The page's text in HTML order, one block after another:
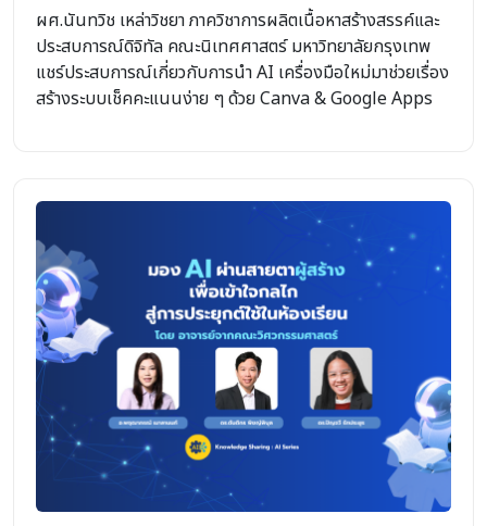
ผศ.นันทวิช เหล่าวิชยา ภาควิชาการผลิตเนื้อหาสร้างสรรค์และ
ประสบการณ์ดิจิทัล คณะนิเทศศาสตร์ มหาวิทยาลัยกรุงเทพ
แชร์ประสบการณ์เกี่ยวกับการนำ AI เครื่องมือใหม่มาช่วยเรื่อง
สร้างระบบเช็คคะแนนง่าย ๆ ด้วย Canva & Google Apps